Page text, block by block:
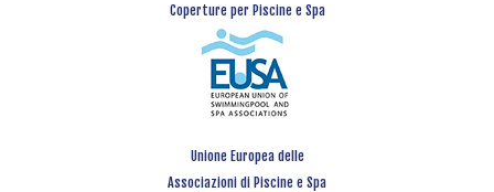
Coperture per Piscine e Spa
Unione Europea delle
Associazioni di Piscine e Spa